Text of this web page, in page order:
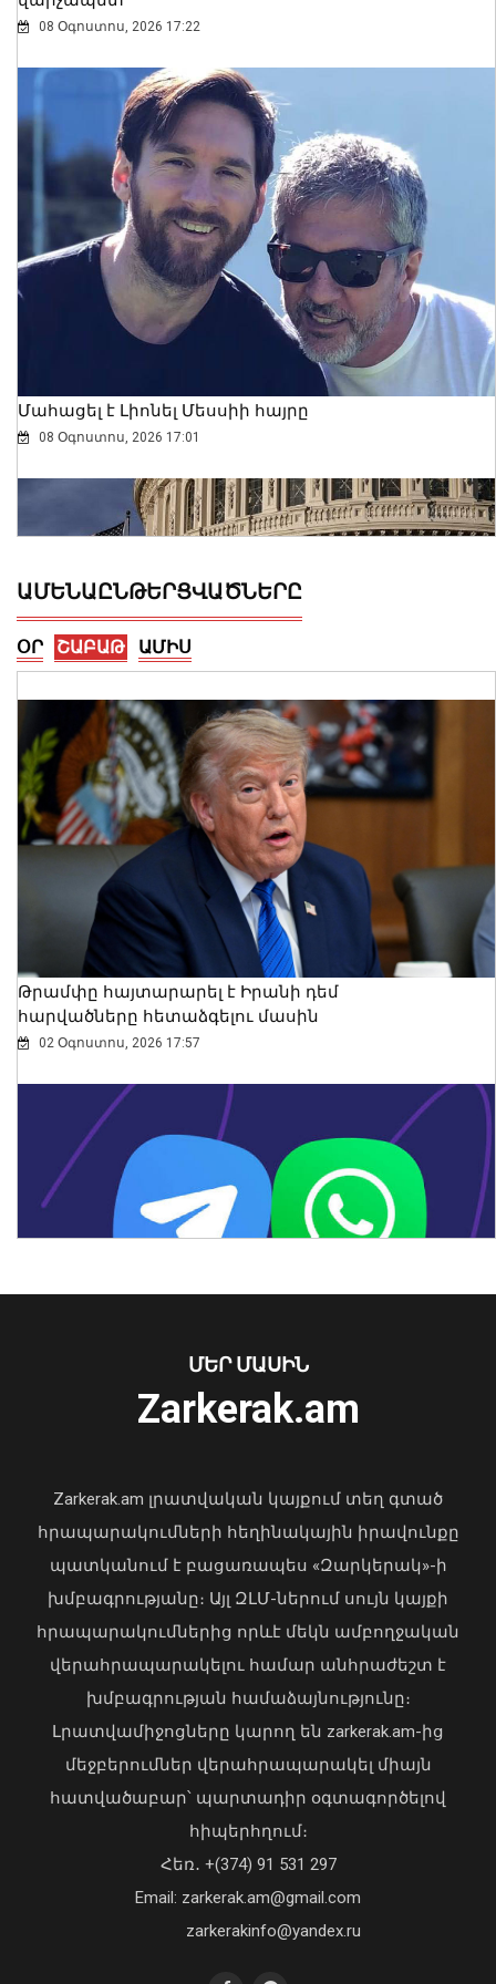
08 Օգոստոս, 2026 17:22
Մահացել է Լիոնել Մեսսիի հայրը
08 Օգոստոս, 2026 17:01
ԱՄՆ Սենատը Ռուսաստանի դեմ
լայնածավալ պատժամիջոցների
օրինագիծ է ընդունել
08 Օգոստոս, 2026 16:45
08 Օգոստոս, 2026 16:33
Քրեական վարույթի շրջանակում
անձի անձնական և ընտանեկան
անհարկի հրապարակումն
անթույլատրելի է. ՄԻՊ
08 Օգոստոս, 2026 16:14
ԱՄԵՆԱԸՆԹԵՐՑՎԱԾՆԵՐԸ
ՕՐ ՇԱԲԱԹ ԱՄԻՍ
Թրամփը հայտարարել է Իրանի դեմ
հարվածները հետաձգելու մասին
02 Օգոստոս, 2026 17:57
Առանց մարդու միջամտության
մեդիափորձագետ (տեսանյութ)
դեմ ծանր պայքարում»․ կյանքից
հեռացել է Արսեն Ասլանյանը
04 Օգոստոս, 2026 19:12
ՄԵՐ ՄԱՍԻՆ
Zarkerak.am
Zarkerak.am լրատվական կայքում տեղ գտած
հրապարակումների հեղինակային իրավունքը
պատկանում է բացառապես «Զարկերակ»-ի
խմբագրությանը։ Այլ ԶԼՄ-ներում սույն կայքի
հրապարակումներից որևէ մեկն ամբողջական
վերահրապարակելու համար անհրաժեշտ է
խմբագրության համաձայնությունը։
Լրատվամիջոցները կարող են zarkerak.am-ից
մեջբերումներ վերահրապարակել միայն
հատվածաբար՝ պարտադիր օգտագործելով
հիպերհղում։
Հեռ․ +(374) 91 531 297
Email: zarkerak.am@gmail.com
zarkerakinfo@yandex.ru